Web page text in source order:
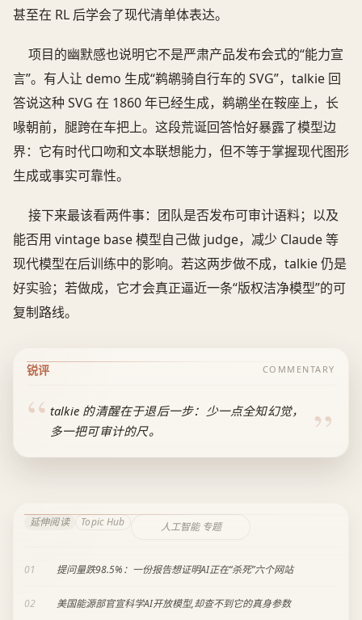
甚至在 RL 后学会了现代清单体表达。
项目的幽默感也说明它不是严肃产品发布会式的“能力宣
言”。有人让 demo 生成“鹈鹕骑自行车的 SVG”，talkie 回
答说这种 SVG 在 1860 年已经生成，鹈鹕坐在鞍座上，长
喙朝前，腿跨在车把上。这段荒诞回答恰好暴露了模型边
界：它有时代口吻和文本联想能力，但不等于掌握现代图形
生成或事实可靠性。
接下来最该看两件事：团队是否发布可审计语料；以及
能否用 vintage base 模型自己做 judge，减少 Claude 等
现代模型在后训练中的影响。若这两步做不成，talkie 仍是
好实验；若做成，它才会真正逼近一条“版权洁净模型”的可
复制路线。
锐评 COMMENTARY
talkie 的清醒在于退后一步：少一点全知幻觉，
多一把可审计的尺。
延伸阅读 Topic Hub 人工智能 专题
01 提问量跌98.5%：一份报告想证明AI正在“杀死”六个网站
02 美国能源部官宣科学AI开放模型,却查不到它的真身参数